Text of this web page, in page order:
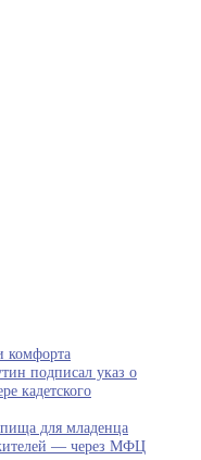
комфорта
подписал указ о
кадетского
для младенца
— через МФЦ